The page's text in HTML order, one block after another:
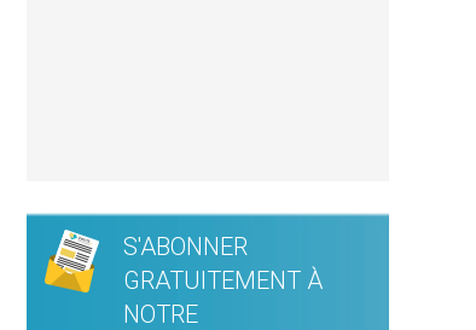
S'ABONNER
GRATUITEMENT À
NOTRE